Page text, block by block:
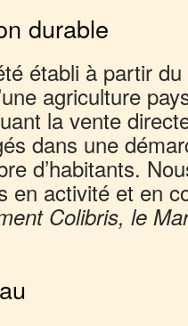
durable
établi à partir du
agriculture
la vente
dans une
d’habitants.
en activité et en
Colibris, le